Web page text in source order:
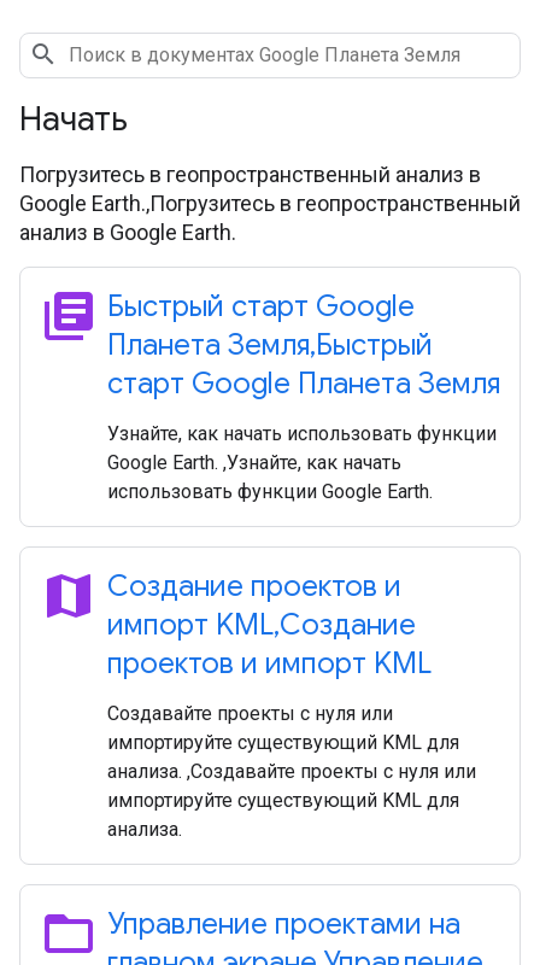
Начать
Погрузитесь в геопространственный анализ в
Google Earth.,Погрузитесь в геопространственный
анализ в Google Earth.
library_books Быстрый старт Google
Планета Земля,Быстрый
старт Google Планета Земля
Узнайте, как начать использовать функции
Google Earth. ,Узнайте, как начать
использовать функции Google Earth.
map
Создание проектов и
импорт KML,Создание
проектов и импорт KML
Создавайте проекты с нуля или
импортируйте существующий KML для
анализа. ,Создавайте проекты с нуля или
импортируйте существующий KML для
анализа.
folder_open Управление проектами на